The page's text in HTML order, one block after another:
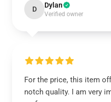
D Dylan
Verified owner
For the price, this item
notch quality. I am very